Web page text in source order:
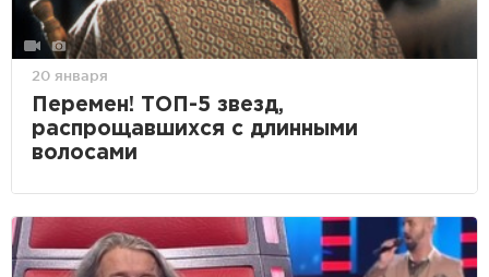
20 января
Перемен! ТОП-5 звезд,
распрощавшихся с длинными
волосами